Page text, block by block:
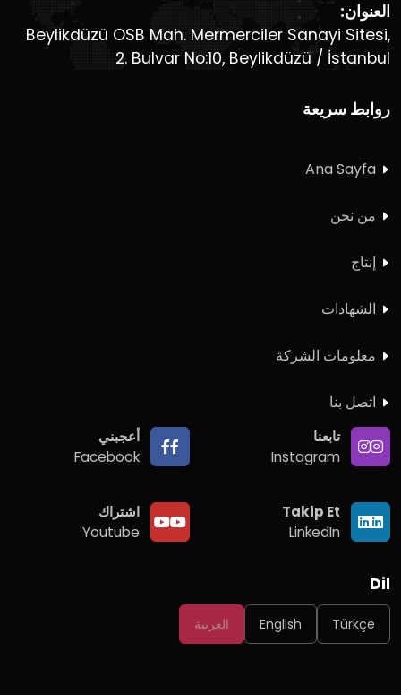
العنوان:
Beylikdüzü OSB Mah. Mermerciler Sanayi Sitesi,
2. Bulvar No:10, Beylikdüzü / İstanbul
روابط سريعة
Ana Sayfa
من نحن
إنتاج
الشهادات
معلومات الشركة
اتصل بنا
أعجبني
Facebook
تابعنا
Instagram
اشتراك
Youtube
Takip Et
LinkedIn
Dil
Türkçe
English العربية